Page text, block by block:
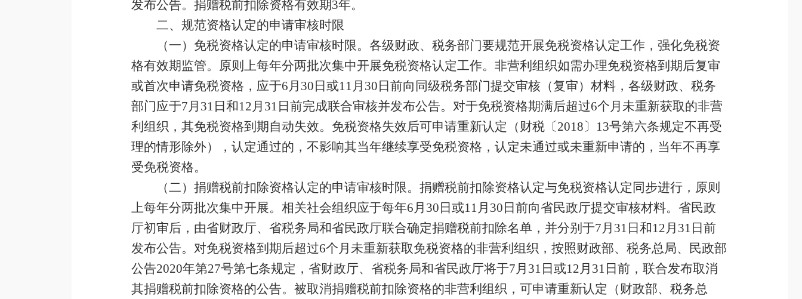
发布公告。捐赠税前扣除资格有效期3年。
二、规范资格认定的申请审核时限
（一）免税资格认定的申请审核时限。各级财政、税务部门要规范开展免税资格认定工作，强化免税资
格有效期监管。原则上每年分两批次集中开展免税资格认定工作。非营利组织如需办理免税资格到期后复审
或首次申请免税资格，应于6月30日或11月30日前向同级税务部门提交审核（复审）材料，各级财政、税务
部门应于7月31日和12月31日前完成联合审核并发布公告。对于免税资格期满后超过6个月未重新获取的非营
利组织，其免税资格到期自动失效。免税资格失效后可申请重新认定（财税〔2018〕13号第六条规定不再受
理的情形除外），认定通过的，不影响其当年继续享受免税资格，认定未通过或未重新申请的，当年不再享
受免税资格。
（二）捐赠税前扣除资格认定的申请审核时限。捐赠税前扣除资格认定与免税资格认定同步进行，原则
上每年分两批次集中开展。相关社会组织应于每年6月30日或11月30日前向省民政厅提交审核材料。省民政
厅初审后，由省财政厅、省税务局和省民政厅联合确定捐赠税前扣除名单，并分别于7月31日和12月31日前
发布公告。对免税资格到期后超过6个月未重新获取免税资格的非营利组织，按照财政部、税务总局、民政部
公告2020年第27号第七条规定，省财政厅、省税务局和省民政厅将于7月31日或12月31日前，联合发布取消
其捐赠税前扣除资格的公告。被取消捐赠税前扣除资格的非营利组织，可申请重新认定（财政部、税务总